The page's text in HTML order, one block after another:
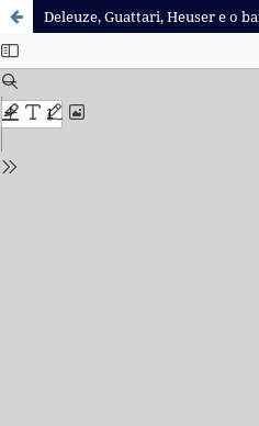
Deleuze, Guattari, Heuser e o